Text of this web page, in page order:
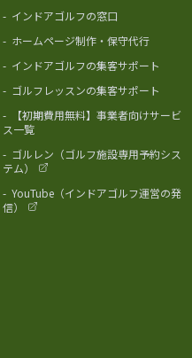
- インドアゴルフの窓口
- ホームページ制作・保守代行
- インドアゴルフの集客サポート
- ゴルフレッスンの集客サポート
-
【初期費用無料】事業者向けサービ
ス一覧
- ゴルレン（ゴルフ施設専用予約シス
テム）
- YouTube（インドアゴルフ運営の発
信）